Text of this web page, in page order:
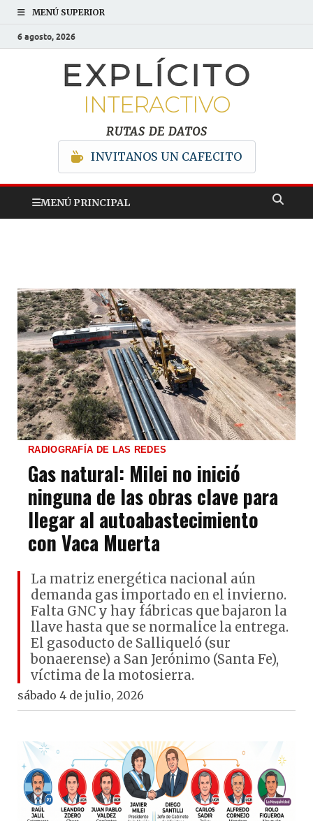
MENÚ SUPERIOR
6 agosto, 2026
EXPLÍCITO
INTERACTIVO
RUTAS DE DATOS
INVITANOS UN CAFECITO
MENÚ PRINCIPAL
RADIOGRAFÍA DE LAS REDES
Gas natural: Milei no inició
ninguna de las obras clave para
llegar al autoabastecimiento
con Vaca Muerta
La matriz energética nacional aún
demanda gas importado en el invierno.
Falta GNC y hay fábricas que bajaron la
llave hasta que se normalice la entrega.
El gasoducto de Salliqueló (sur
bonaerense) a San Jerónimo (Santa Fe),
víctima de la motosierra.
sábado 4 de julio, 2026